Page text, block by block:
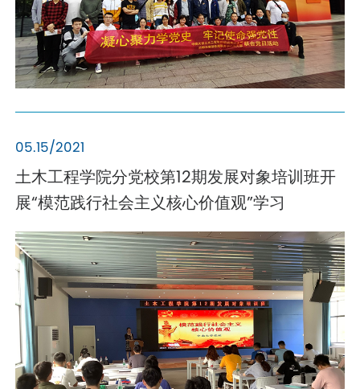
05.15/2021
土木工程学院分党校第12期发展对象培训班开
展“模范践行社会主义核心价值观”学习